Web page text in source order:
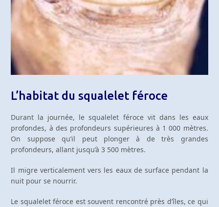
L’habitat du squalelet féroce
Durant la journée, le squalelet féroce vit dans les eaux
profondes, à des profondeurs supérieures à 1 000 mètres.
On suppose qu’il peut plonger à de très grandes
profondeurs, allant jusqu’à 3 500 mètres.
Il migre verticalement vers les eaux de surface pendant la
nuit pour se nourrir.
Le squalelet féroce est souvent rencontré près d’îles, ce qui